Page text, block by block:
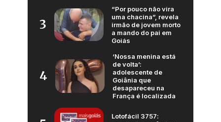
3
“Por pouco não vira
uma chacina”, revela
irmão de jovem morto
a mando do pai em
Goiás
4
‘Nossa menina está
de volta’:
adolescente de
Goiânia que
desapareceu na
França é localizada
Lotofácil 3757: